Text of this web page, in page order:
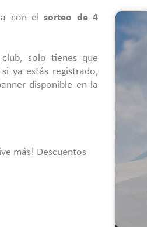
con elsorteo de 4
solo tienes que
ya estás registrado,
disponible en la
más! Descuentos